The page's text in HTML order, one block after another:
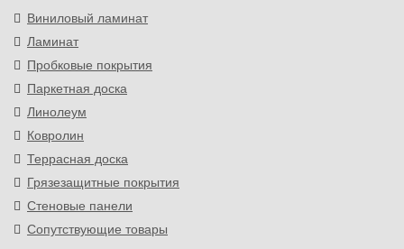
Виниловый ламинат
Ламинат
Пробковые покрытия
Паркетная доска
Линолеум
Ковролин
Террасная доска
Грязезащитные покрытия
Стеновые панели
Сопутствующие товары